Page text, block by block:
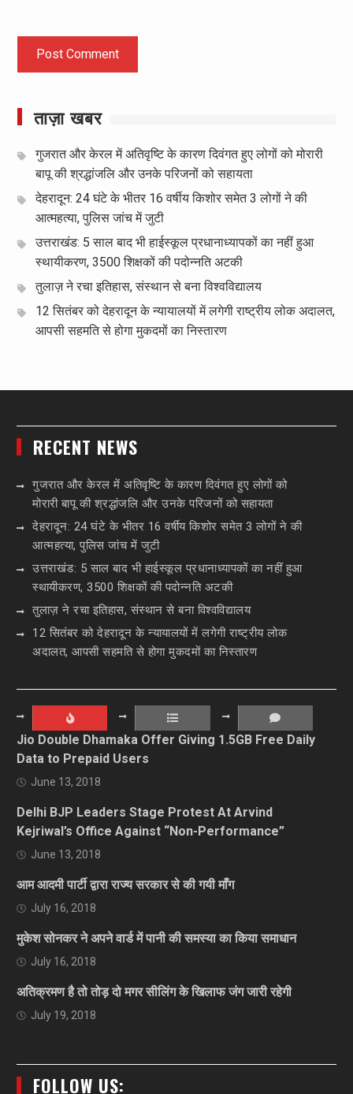
ताज़ा खबर
गुजरात और केरल में अतिवृष्टि के कारण दिवंगत हुए लोगों को मोरारी
बापू की श्रद्धांजलि और उनके परिजनों को सहायता
देहरादून: 24 घंटे के भीतर 16 वर्षीय किशोर समेत 3 लोगों ने की
आत्महत्या, पुलिस जांच में जुटी
उत्तराखंड: 5 साल बाद भी हाईस्कूल प्रधानाध्यापकों का नहीं हुआ
स्थायीकरण, 3500 शिक्षकों की पदोन्नति अटकी
तुलाज़ ने रचा इतिहास, संस्थान से बना विश्वविद्यालय
12 सितंबर को देहरादून के न्यायालयों में लगेगी राष्ट्रीय लोक अदालत,
आपसी सहमति से होगा मुकदमों का निस्तारण
RECENT NEWS
गुजरात और केरल में अतिवृष्टि के कारण दिवंगत हुए लोगों को
मोरारी बापू की श्रद्धांजलि और उनके परिजनों को सहायता
देहरादून: 24 घंटे के भीतर 16 वर्षीय किशोर समेत 3 लोगों ने की
आत्महत्या, पुलिस जांच में जुटी
उत्तराखंड: 5 साल बाद भी हाईस्कूल प्रधानाध्यापकों का नहीं हुआ
स्थायीकरण, 3500 शिक्षकों की पदोन्नति अटकी
तुलाज़ ने रचा इतिहास, संस्थान से बना विश्वविद्यालय
12 सितंबर को देहरादून के न्यायालयों में लगेगी राष्ट्रीय लोक
अदालत, आपसी सहमति से होगा मुकदमों का निस्तारण
Jio Double Dhamaka Offer Giving 1.5GB Free Daily
Data to Prepaid Users
June 13, 2018
Delhi BJP Leaders Stage Protest At Arvind
Kejriwal’s Office Against “Non-Performance”
June 13, 2018
आम आदमी पार्टी द्वारा राज्य सरकार से की गयी माँग
July 16, 2018
मुकेश सोनकर ने अपने वार्ड में पानी की समस्या का किया समाधान
July 16, 2018
अतिक्रमण है तो तोड़ दो मगर सीलिंग के खिलाफ जंग जारी रहेगी
July 19, 2018
FOLLOW US: